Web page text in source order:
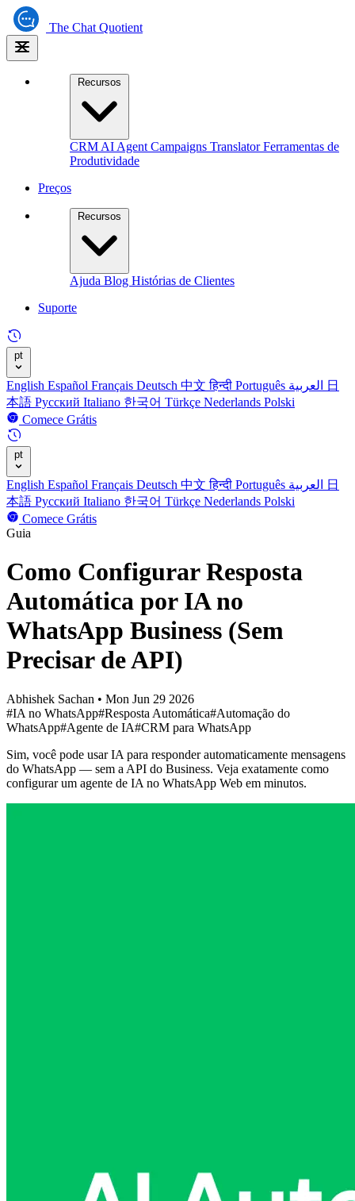
The Chat Quotient
Recursos
CRM AI Agent Campaigns TranslatorFerramentas de
Produtividade
Preços
Recursos
Ajuda Blog Histórias de Clientes
Suporte
pt
English Español Français Deutsch 中文हिन्दी Português
日
本語 Русский Italiano 한국어 Türkçe Nederlands Polski
Comece Grátis
pt
English Español Français Deutsch 中文हिन्दी Português
日
本語 Русский Italiano 한국어 Türkçe Nederlands Polski
Comece Grátis
Guia
Como Configurar Resposta
Automática por IA no
WhatsApp Business (Sem
Precisar de API)
Abhishek Sachan • Mon Jun 29 2026
#IA no WhatsApp#Resposta Automática#Automação do
WhatsApp#Agente de IA#CRM para WhatsApp
Sim, você pode usar IA para responder automaticamente mensagens
do WhatsApp — sem a API do Business. Veja exatamente como
configurar um agente de IA no WhatsApp Web em minutos.